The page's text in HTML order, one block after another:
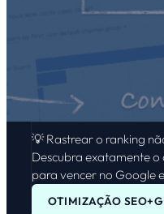
💡 Rastrear o ranking
Descubra exatamente
para vencer no Google
OTIMIZAÇÃO